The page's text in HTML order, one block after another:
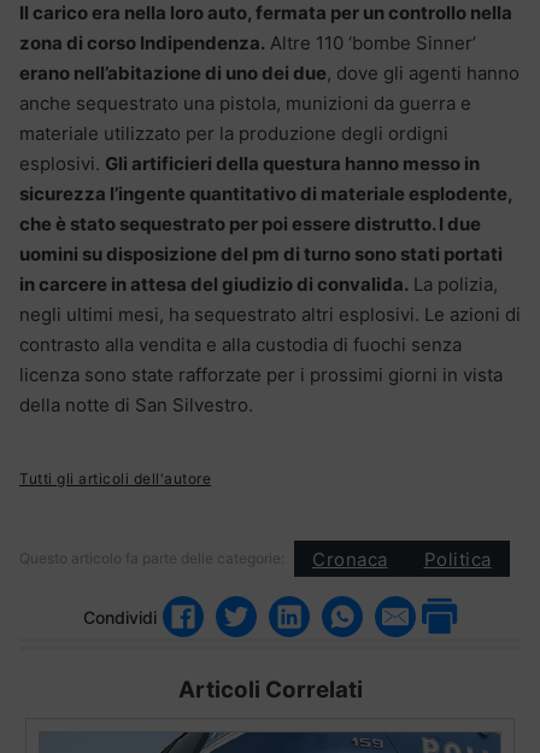
Il carico era nella loro auto, fermata per un controllo nella
zona di corso Indipendenza. Altre 110 ‘bombe Sinner’
erano nell’abitazione di uno dei due, dove gli agenti hanno
anche sequestrato una pistola, munizioni da guerra e
materiale utilizzato per la produzione degli ordigni
esplosivi. Gli artificieri della questura hanno messo in
sicurezza l’ingente quantitativo di materiale esplodente,
che è stato sequestrato per poi essere distrutto. I due
uomini su disposizione del pm di turno sono stati portati
in carcere in attesa del giudizio di convalida. La polizia,
negli ultimi mesi, ha sequestrato altri esplosivi. Le azioni di
contrasto alla vendita e alla custodia di fuochi senza
licenza sono state rafforzate per i prossimi giorni in vista
della notte di San Silvestro.
Tutti gli articoli dell'autore
Questo articolo fa parte delle categorie: Cronaca Politica
Condividi
Articoli Correlati